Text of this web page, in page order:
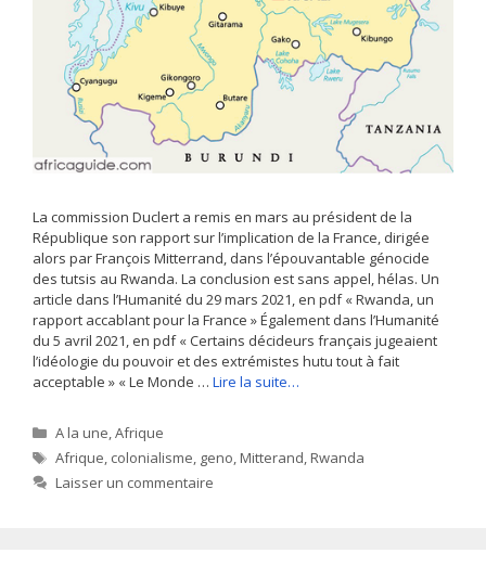
La commission Duclert a remis en mars au président de la
République son rapport sur l’implication de la France, dirigée
alors par François Mitterrand, dans l’épouvantable génocide
des tutsis au Rwanda. La conclusion est sans appel, hélas. Un
article dans l’Humanité du 29 mars 2021, en pdf « Rwanda, un
rapport accablant pour la France » Également dans l’Humanité
du 5 avril 2021, en pdf « Certains décideurs français jugeaient
l’idéologie du pouvoir et des extrémistes hutu tout à fait
acceptable » « Le Monde … Lire la suite…
Catégories
A la une,Afrique
Étiquettes
Afrique, colonialisme, geno,Mitterand,Rwanda
Laisser un commentaire